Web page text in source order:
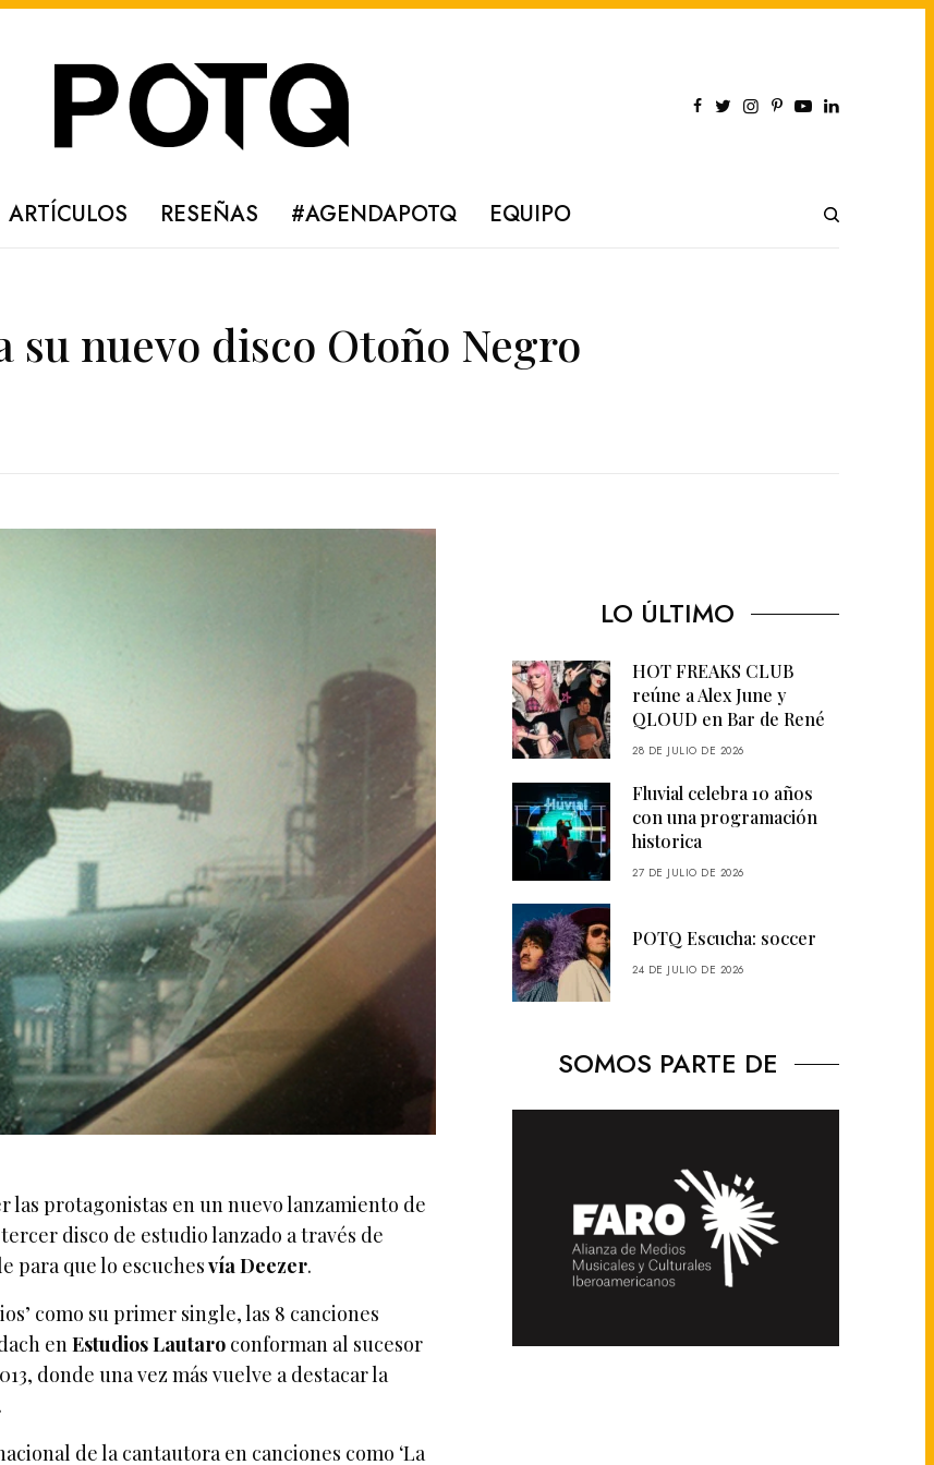
ARTÍCULOS RESEÑAS #AGENDAPOTQ EQUIPO
su nuevo disco Otoño Negro
las protagonistas en un nuevo lanzamiento de
disco de estudio lanzado a través de
para que lo escuchesvía Deezer.
como su primer single, las 8 canciones
enEstudios Lautaro conforman al sucesor
donde una vez más vuelve a destacar la
de la cantautora en canciones como ‘La
LO ÚLTIMO
HOT FREAKS CLUB
reúne a Alex June y
QLOUD en Bar de René
28 DE JULIO DE 2026
Fluvial celebra 10 años
con una programación
historica
27 DE JULIO DE 2026
POTQ Escucha: soccer
24 DE JULIO DE 2026
SOMOS PARTE DE